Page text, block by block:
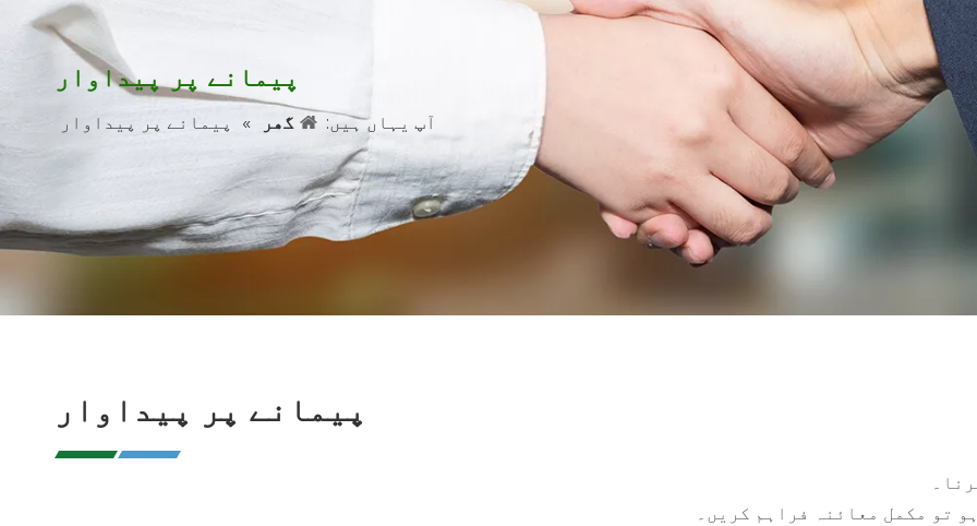
پیمانے پر پیداوار
آپ یہاں ہیں: گھر » پیمانے پر پیداوار
پیمانے پر پیداوار
تو مکمل معائنہ فراہم کریں۔